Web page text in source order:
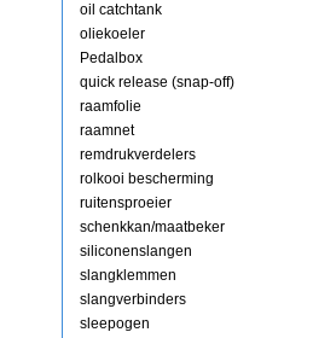
oil catchtank
oliekoeler
Pedalbox
quick release (snap-off)
raamfolie
raamnet
remdrukverdelers
rolkooi bescherming
ruitensproeier
schenkkan/maatbeker
siliconenslangen
slangklemmen
slangverbinders
sleepogen